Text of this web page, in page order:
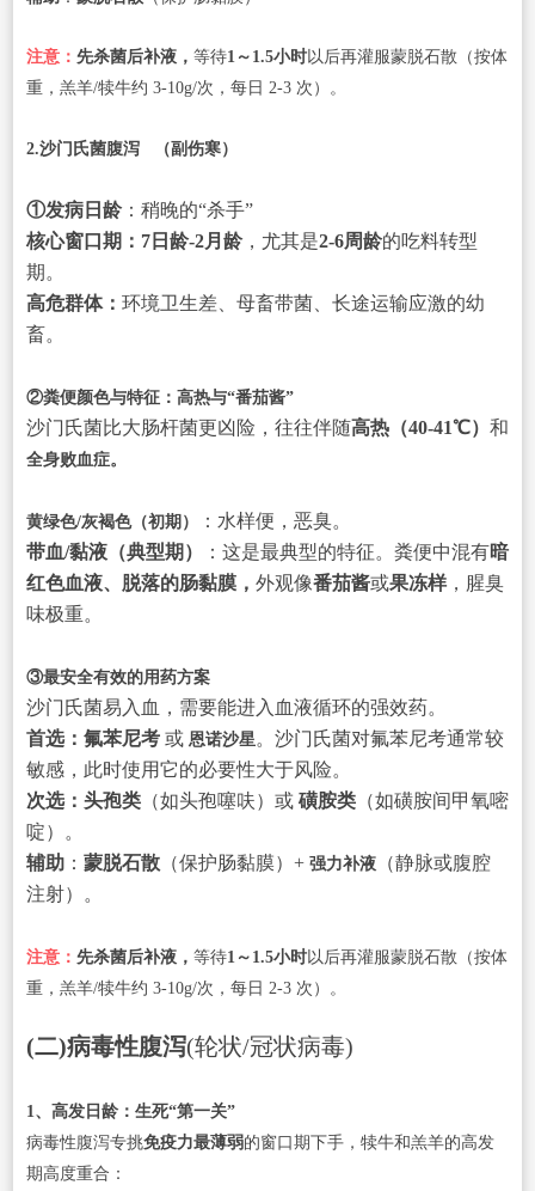
注意： 先杀菌后补液， 等待1～1.5小时以后再灌服蒙脱石散（按体
重，羔羊/犊牛约 3-10g/次，每日 2-3 次）。
2.沙门氏菌腹泻 （副伤寒）
①发病日龄：稍晚的“杀手”
核心窗口期：7日龄-2月龄，尤其是2-6周龄的吃料转型
期。
高危群体： 环境卫生差、母畜带菌、长途运输应激的幼
畜。
②粪便颜色与特征：高热与“番茄酱”
沙门氏菌比大肠杆菌更凶险，往往伴随高热（40-41℃） 和
全身败血症。
黄绿色/灰褐色（初期）
：水样便，恶臭。
带血/黏液（典型期）
：这是最典型的特征。粪便中混有暗
红色血液、脱落的肠黏膜， 外观像番茄酱或果冻样，腥臭
味极重。
③最安全有效的用药方案
沙门氏菌易入血，需要能进入血液循环的强效药。
首选：氟苯尼考 或 恩诺沙星 。沙门氏菌对氟苯尼考通常较
敏感，此时使用它的必要性大于风险。
次选：头孢类（如头孢噻呋）或磺胺类（如磺胺间甲氧嘧
啶）。
辅助： 蒙脱石散（保护肠黏膜）+ 强力补液（静脉或腹腔
注射）。
注意： 先杀菌后补液， 等待1～1.5小时以后再灌服蒙脱石散（按体
重，羔羊/犊牛约 3-10g/次，每日 2-3 次）。
(二)病毒性腹泻(轮状/冠状病毒)
1、高发日龄：生死“第一关”
病毒性腹泻专挑免疫力最薄弱的窗口期下手，犊牛和羔羊的高发
期高度重合：